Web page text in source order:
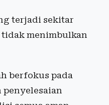
terjadi sekitar
menimbulkan
berfokus pada